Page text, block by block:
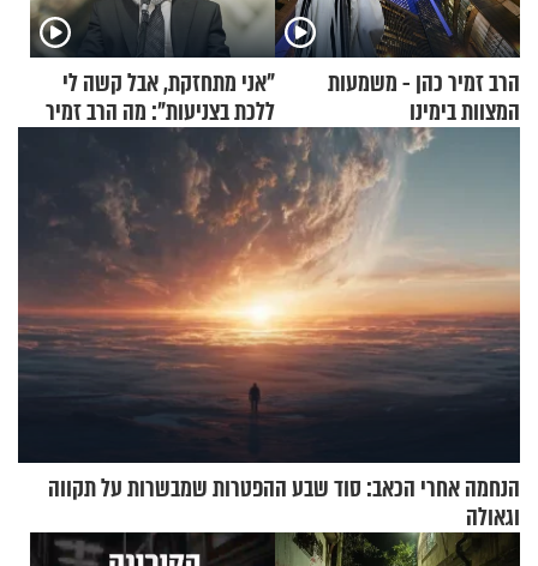
הרב זמיר כהן - משמעות
המצוות בימינו
"אני מתחזקת, אבל קשה לי
ללכת בצניעות": מה הרב זמיר
כהן המליץ לה לעשות?
הנחמה אחרי הכאב: סוד שבע ההפטרות שמבשרות על תקווה
וגאולה